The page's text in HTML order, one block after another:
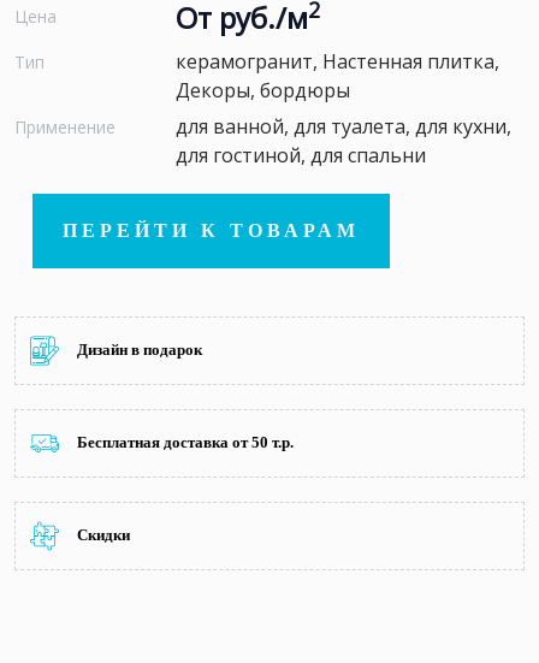
Цена От руб./м2
Тип
керамогранит, Настенная плитка,
Декоры, бордюры
Применение
для ванной, для туалета, для кухни,
для гостиной, для спальни
ПЕРЕЙТИ К ТОВАРАМ
Дизайн в подарок
Бесплатная доставка от 50 т.р.
Скидки